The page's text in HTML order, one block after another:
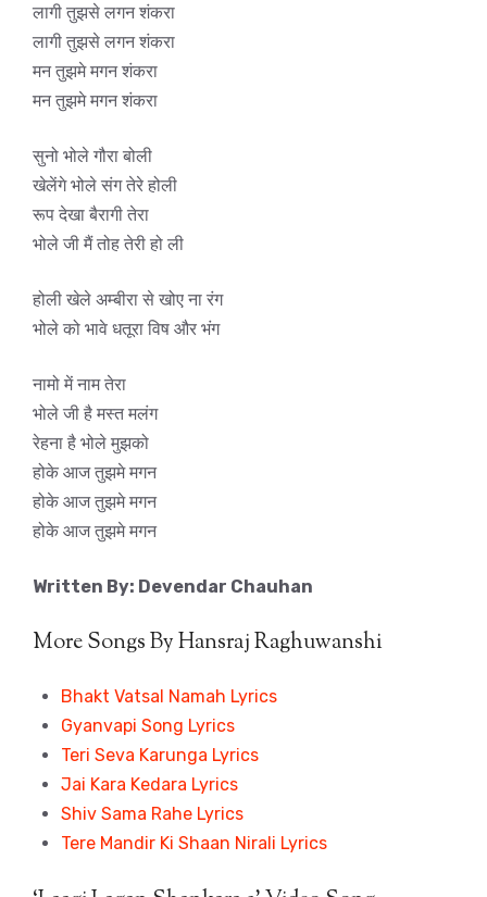
लागी तुझसे लगन शंकरा
लागी तुझसे लगन शंकरा
मन तुझमे मगन शंकरा
मन तुझमे मगन शंकरा
सुनो भोले गौरा बोली
खेलेंगे भोले संग तेरे होली
रूप देखा बैरागी तेरा
भोले जी मैं तोह तेरी हो ली
होली खेले अम्बीरा से खोए ना रंग
भोले को भावे धतूरा विष और भंग
नामो में नाम तेरा
भोले जी है मस्त मलंग
रेहना है भोले मुझको
होके आज तुझमे मगन
होके आज तुझमे मगन
होके आज तुझमे मगन
Written By: Devendar Chauhan
More Songs By Hansraj Raghuwanshi
Bhakt Vatsal Namah Lyrics
Gyanvapi Song Lyrics
Teri Seva Karunga Lyrics
Jai Kara Kedara Lyrics
Shiv Sama Rahe Lyrics
Tere Mandir Ki Shaan Nirali Lyrics